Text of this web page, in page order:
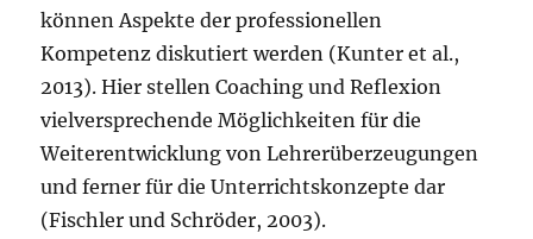
können Aspekte der professionellen
Kompetenz diskutiert werden (Kunter et al.,
2013). Hier stellen Coaching und Reflexion
vielversprechende Möglichkeiten für die
Weiterentwicklung von Lehrerüberzeugungen
und ferner für die Unterrichtskonzepte dar
(Fischler und Schröder, 2003).